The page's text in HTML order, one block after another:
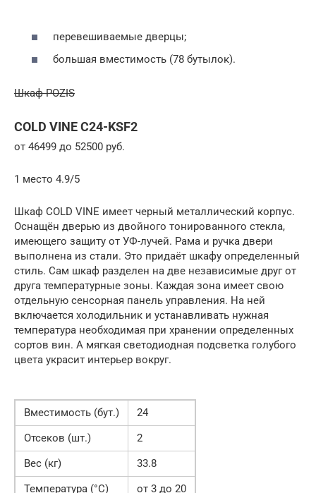
перевешиваемые дверцы;
большая вместимость (78 бутылок).
Шкаф POZIS
COLD VINE C24-KSF2
от 46499 до 52500 руб.
1 место 4.9/5
Шкаф COLD VINE имеет черный металлический корпус.
Оснащён дверью из двойного тонированного стекла,
имеющего защиту от УФ-лучей. Рама и ручка двери
выполнена из стали. Это придаёт шкафу определенный
стиль. Сам шкаф разделен на две независимые друг от
друга температурные зоны. Каждая зона имеет свою
отдельную сенсорная панель управления. На ней
включается холодильник и устанавливать нужная
температура необходимая при хранении определенных
сортов вин. А мягкая светодиодная подсветка голубого
цвета украсит интерьер вокруг.
Вместимость (бут.)
24
Отсеков (шт.)
2
Вес (кг)
33.8
Температура (°С)
от 3 до 20